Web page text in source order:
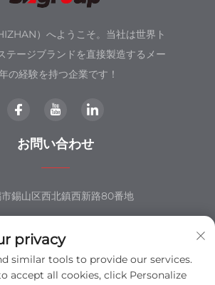
）へようこそ。当社は世界ト
テージブランドを直接製造するメー
の経験を持つ企業です！
お問い合わせ
錫山区西北鎮西新路80番地
privacy
similar tools to provide our services.
accept all cookies, click Personalize